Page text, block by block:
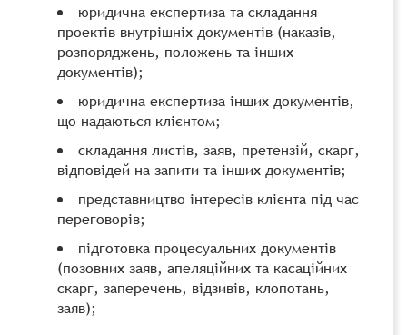
юридична експертиза та складання
проектів внутрішніх документів (наказів,
розпоряджень, положень та інших
документів);
юридична експертиза інших документів,
що надаються клієнтом;
складання листів, заяв, претензій, скарг,
відповідей на запити та інших документів;
представництво інтересів клієнта під час
переговорів;
підготовка процесуальних документів
(позовних заяв, апеляційних та касаційних
скарг, заперечень, відзивів, клопотань,
заяв);